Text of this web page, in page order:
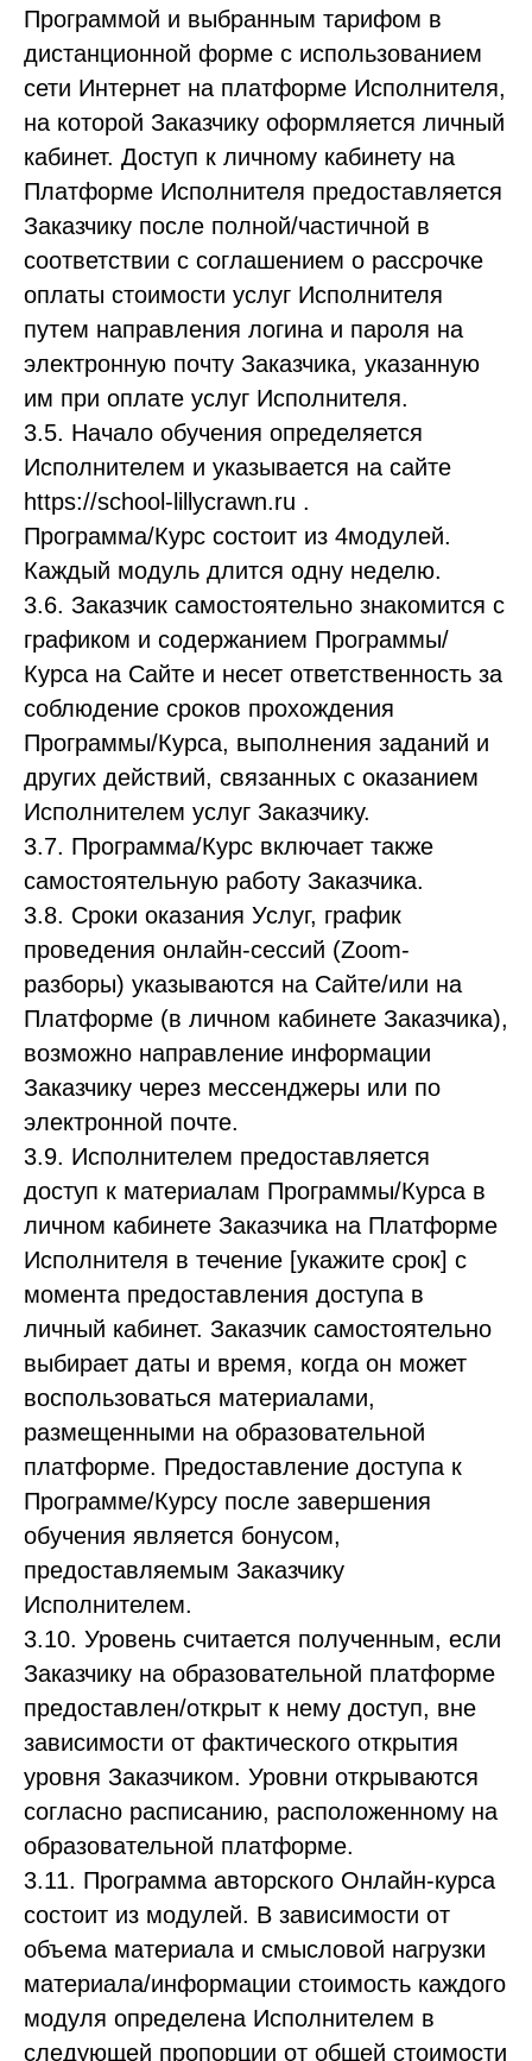
Программой и выбранным тарифом в
дистанционной форме с использованием
сети Интернет на платформе Исполнителя,
на которой Заказчику оформляется личный
кабинет. Доступ к личному кабинету на
Платформе Исполнителя предоставляется
Заказчику после полной/частичной в
соответствии с соглашением о рассрочке
оплаты стоимости услуг Исполнителя
путем направления логина и пароля на
электронную почту Заказчика, указанную
им при оплате услуг Исполнителя.
3.5. Начало обучения определяется
Исполнителем и указывается на сайте
https://school-lillycrawn.ru .
Программа/Курс состоит из 4модулей.
Каждый модуль длится одну неделю.
3.6. Заказчик самостоятельно знакомится с
графиком и содержанием Программы/
Курса на Сайте и несет ответственность за
соблюдение сроков прохождения
Программы/Курса, выполнения заданий и
других действий, связанных с оказанием
Исполнителем услуг Заказчику.
3.7. Программа/Курс включает также
самостоятельную работу Заказчика.
3.8. Сроки оказания Услуг, график
проведения онлайн-сессий (Zoom-
разборы) указываются на Сайте/или на
Платформе (в личном кабинете Заказчика),
возможно направление информации
Заказчику через мессенджеры или по
электронной почте.
3.9. Исполнителем предоставляется
доступ к материалам Программы/Курса в
личном кабинете Заказчика на Платформе
Исполнителя в течение [укажите срок] с
момента предоставления доступа в
личный кабинет. Заказчик самостоятельно
выбирает даты и время, когда он может
воспользоваться материалами,
размещенными на образовательной
платформе. Предоставление доступа к
Программе/Курсу после завершения
обучения является бонусом,
предоставляемым Заказчику
Исполнителем.
3.10. Уровень считается полученным, если
Заказчику на образовательной платформе
предоставлен/открыт к нему доступ, вне
зависимости от фактического открытия
уровня Заказчиком. Уровни открываются
согласно расписанию, расположенному на
образовательной платформе.
3.11. Программа авторского Онлайн-курса
состоит из модулей. В зависимости от
объема материала и смысловой нагрузки
материала/информации стоимость каждого
модуля определена Исполнителем в
следующей пропорции от общей стоимости